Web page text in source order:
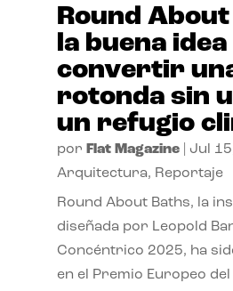
Round
la buena idea
convertir
rotonda sin
un refugio
por Flat Magazine| Jul
Arquitectura, Reportaje
Round About Baths, la
diseñada por Leopold
Concéntrico 2025, ha
en el Premio Europeo